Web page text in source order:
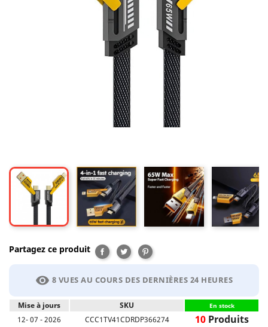
Partagez ce produit Partager
TweetPinterest
visibility 8 VUES AU COURS DES DERNIÈRES 24 HEURES
Mise à jours SKU En stock
12- 07 - 2026 CCC1TV41CDRDP366274 10Produits